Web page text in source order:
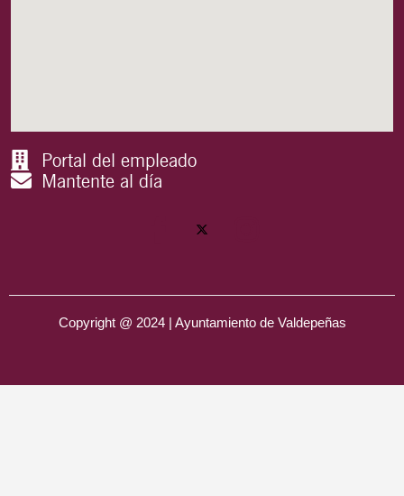
Portal del empleado
Mantente al día
Copyright @ 2024 | Ayuntamiento de Valdepeñas